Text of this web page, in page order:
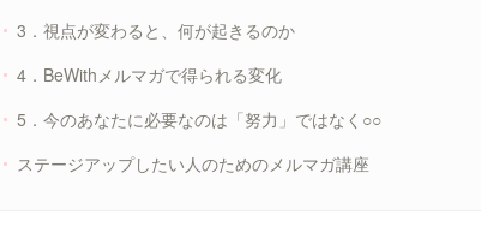
3．視点が変わると、何が起きるのか
4．BeWithメルマガで得られる変化
5．今のあなたに必要なのは「努力」ではなく○○
ステージアップしたい人のためのメルマガ講座